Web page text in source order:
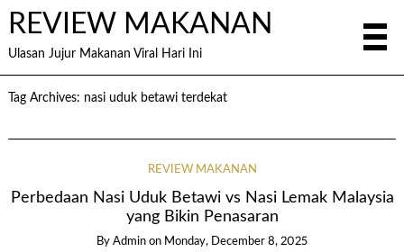
REVIEW MAKANAN
Ulasan Jujur Makanan Viral Hari Ini
Tag Archives: nasi uduk betawi terdekat
REVIEW MAKANAN
Perbedaan Nasi Uduk Betawi vs Nasi Lemak Malaysia
yang Bikin Penasaran
By Admin on Monday, December 8, 2025